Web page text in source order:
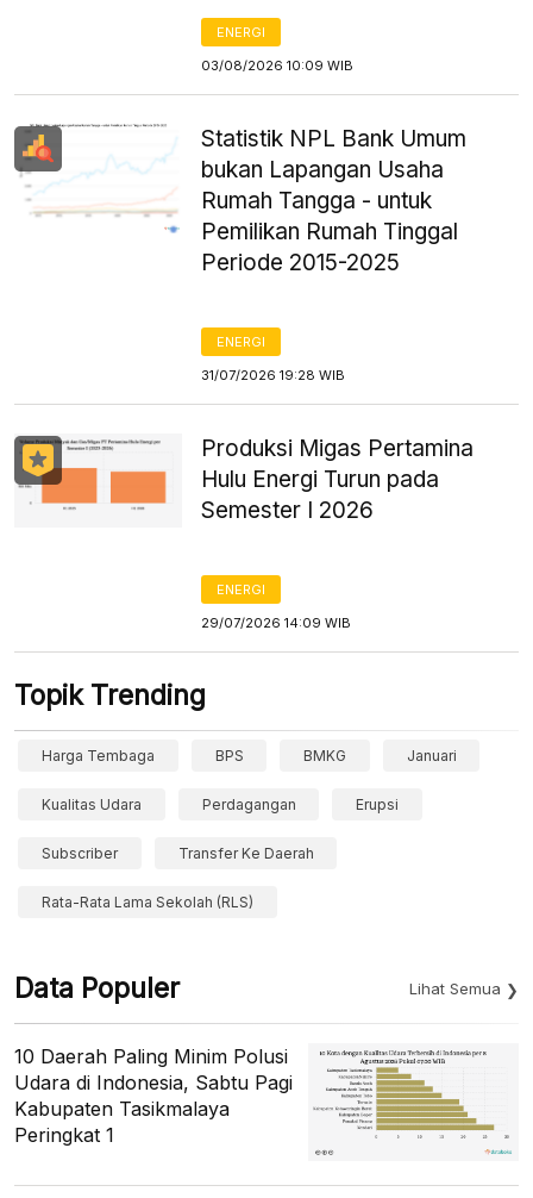
ENERGI
03/08/2026 10:09 WIB
Statistik NPL Bank Umum
bukan Lapangan Usaha
Rumah Tangga - untuk
Pemilikan Rumah Tinggal
Periode 2015-2025
ENERGI
31/07/2026 19:28 WIB
Produksi Migas Pertamina
Hulu Energi Turun pada
Semester I 2026
ENERGI
29/07/2026 14:09 WIB
Topik Trending
Harga Tembaga BPS BMKG Januari
Kualitas Udara Perdagangan Erupsi
Subscriber Transfer Ke Daerah
Rata-Rata Lama Sekolah (RLS)
Data Populer Lihat Semua
10 Daerah Paling Minim Polusi
Udara di Indonesia, Sabtu Pagi
Kabupaten Tasikmalaya
Peringkat 1